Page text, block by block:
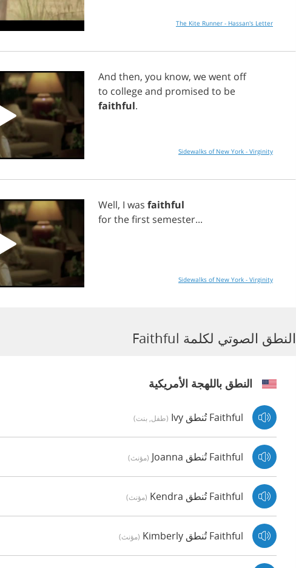
The Kite Runner - Hassan's Letter
And then, you know, wewent off
to collegeand promised to be
faithful.
Sidewalks of New York - Virginity
Well, I was faithful
forthefirst semester...
Sidewalks of New York - Virginity
النطق الصوتي لكلمة Faithful
النطق باللهجة الأمريكية
Faithful تُنطق Ivy (طفل, بنت)
Faithful تُنطق Joanna (مؤنث)
Faithful تُنطق Kendra (مؤنث)
Faithful تُنطق Kimberly (مؤنث)